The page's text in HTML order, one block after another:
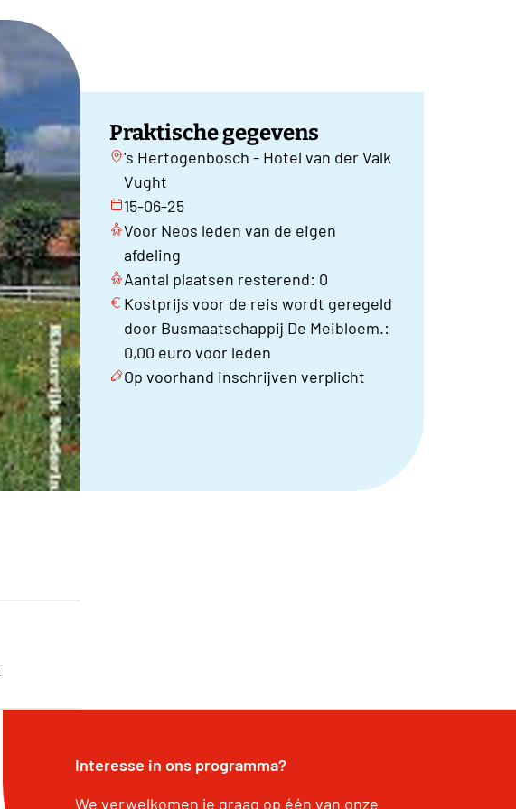
Praktische gegevens
's Hertogenbosch - Hotel van der Valk
Vught
15-06-25
Voor Neos leden van de eigen
afdeling
Aantal plaatsen resterend: 0
Kostprijs voor de reis wordt geregeld
door Busmaatschappij De Meibloem.:
0,00 euro voor leden
Op voorhand inschrijven verplicht
Interesse in ons programma?
We verwelkomen je graag op één van onze